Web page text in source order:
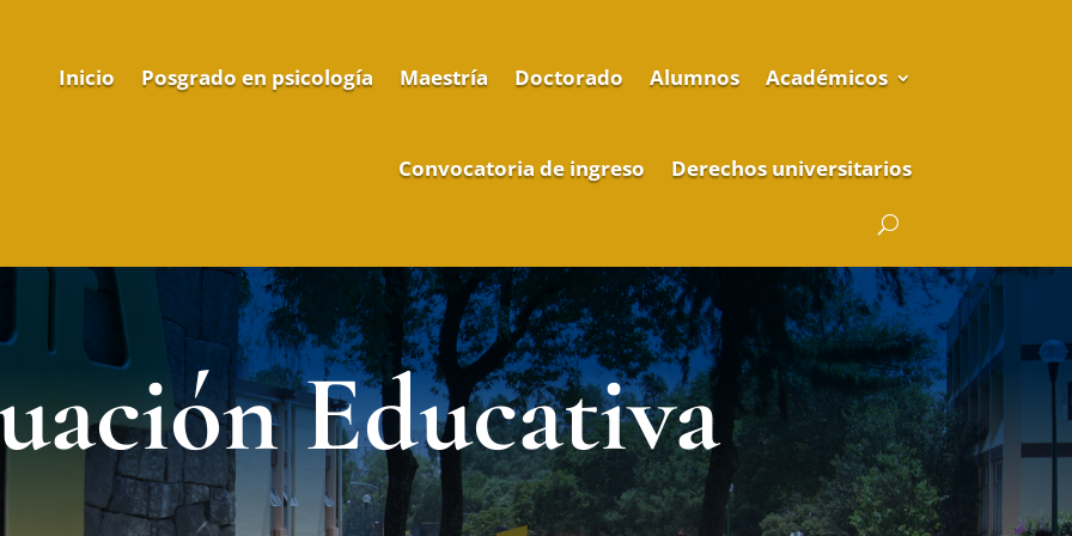
Inicio Posgrado en psicología Maestría Doctorado Alumnos Académicos
Convocatoria de ingreso Derechos universitarios
Educativa